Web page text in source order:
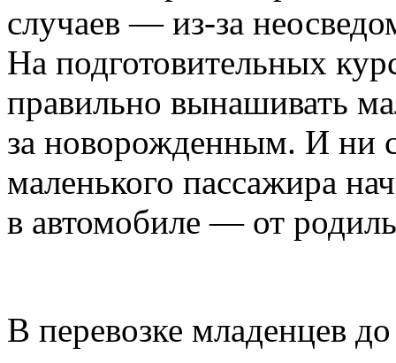
случаев — из-за
На подготовительных
правильно вынашивать
за новорожденным. И ни
маленького пассажира
в автомобиле — от
В перевозке младенцев